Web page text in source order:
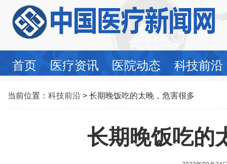
首页 医疗资讯 医院动态 科技前沿
当前位置： 科技前沿 > 长期晚饭吃的太晚，危害很多
长期晚饭吃的